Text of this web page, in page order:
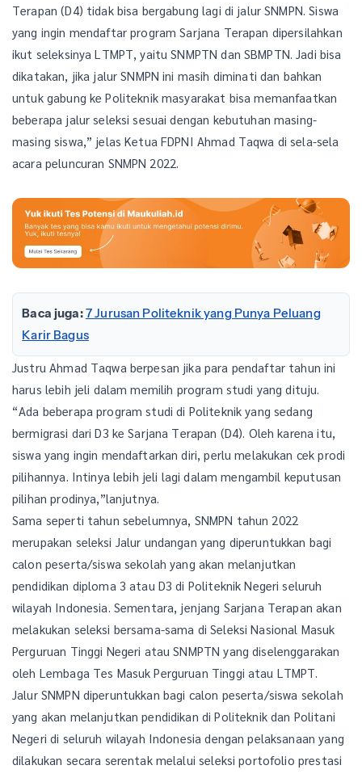
Terapan (D4) tidak bisa bergabung lagi di jalur SNMPN. Siswa
yang ingin mendaftar program Sarjana Terapan dipersilahkan
ikut seleksinya LTMPT, yaitu SNMPTN dan SBMPTN. Jadi bisa
dikatakan, jika jalur SNMPN ini masih diminati dan bahkan
untuk gabung ke Politeknik masyarakat bisa memanfaatkan
beberapa jalur seleksi sesuai dengan kebutuhan masing-
masing siswa,” jelas Ketua FDPNI Ahmad Taqwa di sela-sela
acara peluncuran SNMPN 2022.
Baca juga:7 Jurusan Politeknik yang Punya Peluang
Karir Bagus
Justru Ahmad Taqwa berpesan jika para pendaftar tahun ini
harus lebih jeli dalam memilih program studi yang dituju.
“Ada beberapa program studi di Politeknik yang sedang
bermigrasi dari D3 ke Sarjana Terapan (D4). Oleh karena itu,
siswa yang ingin mendaftarkan diri, perlu melakukan cek prodi
pilihannya. Intinya lebih jeli lagi dalam mengambil keputusan
pilihan prodinya,”lanjutnya.
Sama seperti tahun sebelumnya, SNMPN tahun 2022
merupakan seleksi Jalur undangan yang diperuntukkan bagi
calon peserta/siswa sekolah yang akan melanjutkan
pendidikan diploma 3 atau D3 di Politeknik Negeri seluruh
wilayah Indonesia. Sementara, jenjang Sarjana Terapan akan
melakukan seleksi bersama-sama di Seleksi Nasional Masuk
Perguruan Tinggi Negeri atau SNMPTN yang diselenggarakan
oleh Lembaga Tes Masuk Perguruan Tinggi atau LTMPT.
Jalur SNMPN diperuntukkan bagi calon peserta/siswa sekolah
yang akan melanjutkan pendidikan di Politeknik dan Politani
Negeri di seluruh wilayah Indonesia dengan pelaksanaan yang
dilakukan secara serentak melalui seleksi portofolio prestasi